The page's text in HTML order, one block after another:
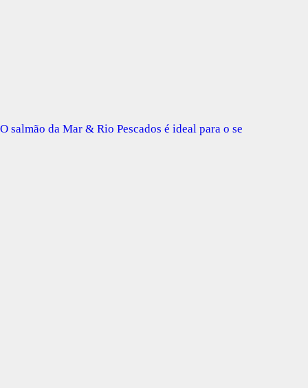
O salmão da Mar & Rio Pescados é ideal para o se